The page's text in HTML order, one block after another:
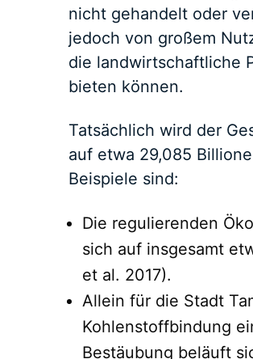
nicht gehandelt oder
jedoch von großem
die landwirtschaftliche
bieten können.
Tatsächlich wird der
auf etwa 29,085
Beispiele sind:
Die regulierenden
sich auf insgesamt
et al. 2017).
Allein für die Stadt
Kohlenstoffbindung
Bestäubung beläuft